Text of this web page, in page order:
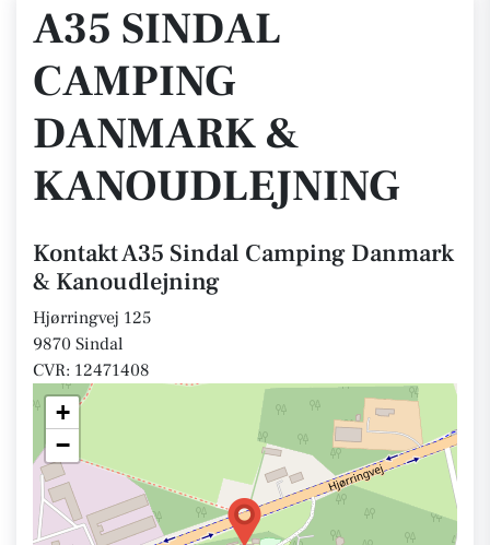
A35 SINDAL
CAMPING
DANMARK &
KANOUDLEJNING
Kontakt A35 Sindal Camping Danmark
& Kanoudlejning
Hjørringvej 125
9870 Sindal
CVR: 12471408
+
−